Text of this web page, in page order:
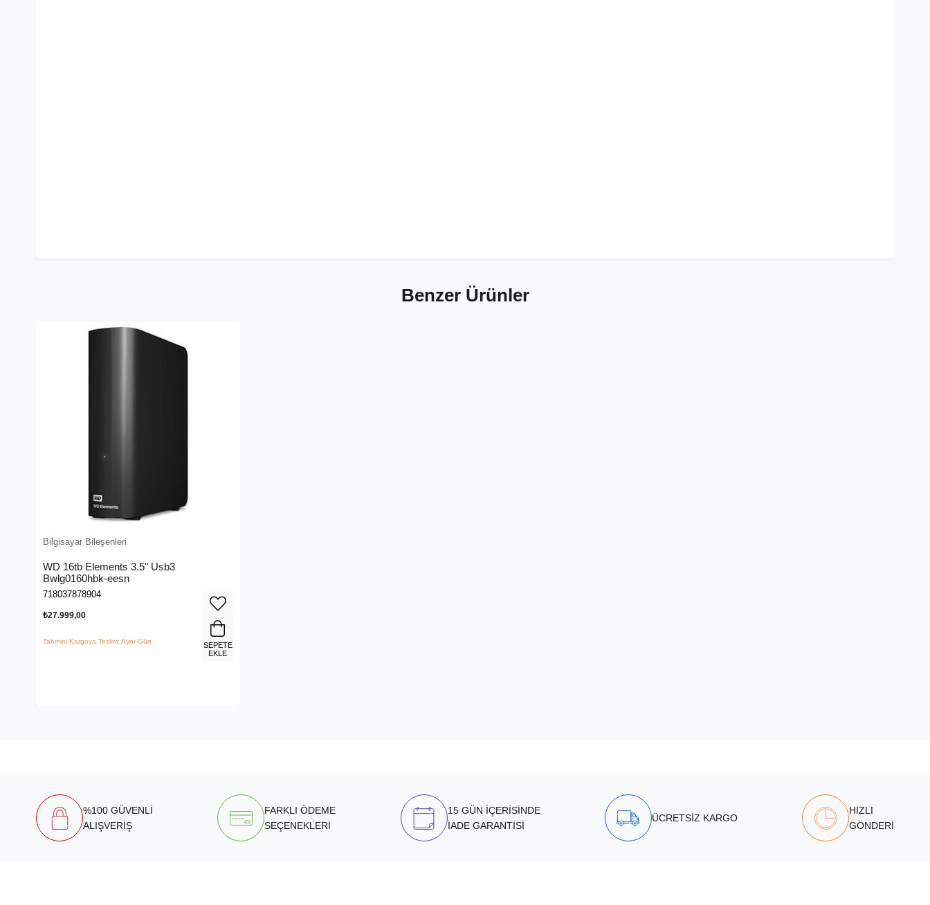
Benzer Ürünler
Bilgisayar Bileşenleri
WD 16tb Elements 3.5" Usb3
Bwlg0160hbk-eesn
718037878904
₺27.999,00
Tahmini Kargoya Teslim: Aynı Gün
SEPETE
EKLE
%100 GÜVENLİ
ALIŞVERİŞ
FARKLI ÖDEME
SEÇENEKLERİ
15 GÜN İÇERİSİNDE
İADE GARANTİSİ
ÜCRETSİZ KARGO
HIZLI
GÖNDERİ